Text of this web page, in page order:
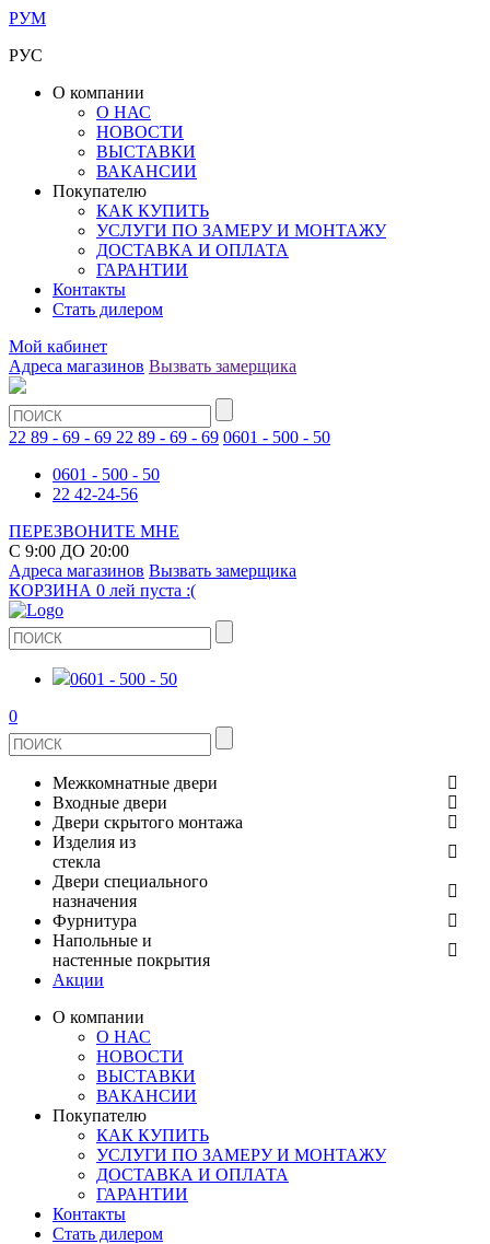
РУМ
РУС
О компании
О НАС
НОВОСТИ
ВЫСТАВКИ
ВАКАНСИИ
Покупателю
КАК КУПИТЬ
УСЛУГИ ПО ЗАМЕРУ И МОНТАЖУ
ДОСТАВКА И ОПЛАТА
ГАРАНТИИ
Контакты
Стать дилером
Мой кабинет
Адреса магазинов Вызвать замерщика
22 89 - 69 - 69 22 89 - 69 - 69 0601 - 500 - 50
0601 - 500 - 50
22 42-24-56
ПЕРЕЗВОНИТЕ МНЕ
С 9:00 ДО 20:00
Адреса магазинов Вызвать замерщика
КОРЗИНА 0 лей пуста :(
0601 - 500 - 50
0
Межкомнатные двери
ШПОНИРОВАНЫЕ
ЭКОШПОН
ИЗ МАССИВА СОСНЫ
РАСПРОДАЖА ОСТАТКОВ
ВСЕ ДВЕРИ
Входные двери
МЕТАЛЛИЧЕСКИЕ ДВЕРИ
В КВАРТИРУ
ДЛЯ ДОМА
Двери скрытого монтажа
СТЕКЛЯННЫЕ
ЗЕРКАЛЬНЫЕ
Изделия из
стекла
ДВЕРИ
ДУШЕВЫЕ КАБИНЫ И ПЕРЕГОРОДКИ
ОГРАЖДЕНИЯ И СТУПЕНИ
РАЗДВИЖНЫЕ ПЕРЕГОРОДКИ
Двери специального
назначения
ПРОТИВОПОЖАРНЫЕ
Фурнитура
ДВЕРНЫЕ РУЧКИ
КОМПЛЕКТУЮЩИЕ
ОГРАНИЧИТЕЛИ
ПЕТЛИ
РАЗДВИЖНАЯ СИСТЕМА
Напольные и
настенные покрытия
СТЕНОВЫЕ ПАНЕЛИ
Акции
О компании
О НАС
НОВОСТИ
ВЫСТАВКИ
ВАКАНСИИ
Покупателю
КАК КУПИТЬ
УСЛУГИ ПО ЗАМЕРУ И МОНТАЖУ
ДОСТАВКА И ОПЛАТА
ГАРАНТИИ
Контакты
Стать дилером